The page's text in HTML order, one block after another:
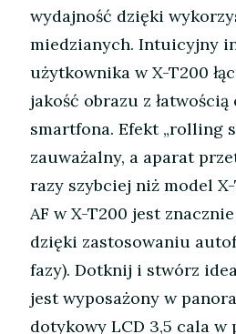
wydajność dzięki
miedzianych. Intuicyjny
użytkownika w X-T200
jakość obrazu z łatwością
smartfona. Efekt „rolling
zauważalny, a aparat
razy szybciej niż model
AF w X-T200 jest
dzięki zastosowaniu
fazy). Dotknij i stwórz
jest wyposażony w
dotykowy LCD 3,5 cala w